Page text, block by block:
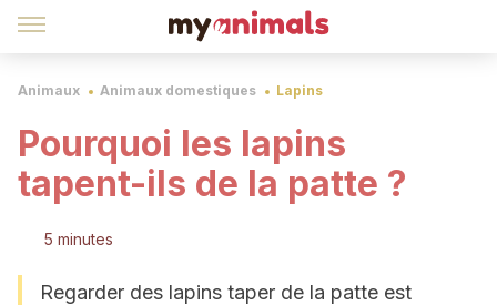
Animaux Animaux domestiques Lapins
Pourquoi les lapins
tapent-ils de la patte ?
5 minutes
Regarder des lapins taper de la patte est